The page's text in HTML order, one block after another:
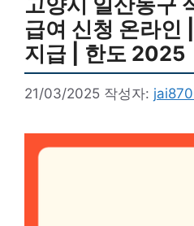
급여 신청 온라인
지급 | 한도 2025
21/03/2025 작성자: